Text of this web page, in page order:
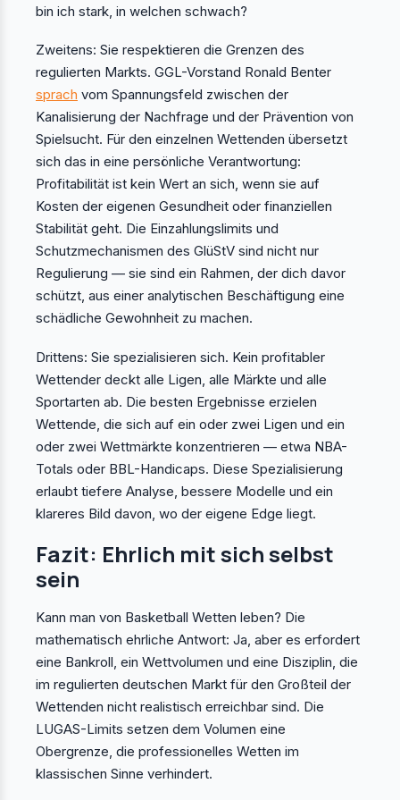
bin ich stark, in welchen schwach?
Zweitens: Sie respektieren die Grenzen des
regulierten Markts. GGL-Vorstand Ronald Benter
sprach vom Spannungsfeld zwischen der
Kanalisierung der Nachfrage und der Prävention von
Spielsucht. Für den einzelnen Wettenden übersetzt
sich das in eine persönliche Verantwortung:
Profitabilität ist kein Wert an sich, wenn sie auf
Kosten der eigenen Gesundheit oder finanziellen
Stabilität geht. Die Einzahlungslimits und
Schutzmechanismen des GlüStV sind nicht nur
Regulierung — sie sind ein Rahmen, der dich davor
schützt, aus einer analytischen Beschäftigung eine
schädliche Gewohnheit zu machen.
Drittens: Sie spezialisieren sich. Kein profitabler
Wettender deckt alle Ligen, alle Märkte und alle
Sportarten ab. Die besten Ergebnisse erzielen
Wettende, die sich auf ein oder zwei Ligen und ein
oder zwei Wettmärkte konzentrieren — etwa NBA-
Totals oder BBL-Handicaps. Diese Spezialisierung
erlaubt tiefere Analyse, bessere Modelle und ein
klareres Bild davon, wo der eigene Edge liegt.
Fazit: Ehrlich mit sich selbst
sein
Kann man von Basketball Wetten leben? Die
mathematisch ehrliche Antwort: Ja, aber es erfordert
eine Bankroll, ein Wettvolumen und eine Disziplin, die
im regulierten deutschen Markt für den Großteil der
Wettenden nicht realistisch erreichbar sind. Die
LUGAS-Limits setzen dem Volumen eine
Obergrenze, die professionelles Wetten im
klassischen Sinne verhindert.